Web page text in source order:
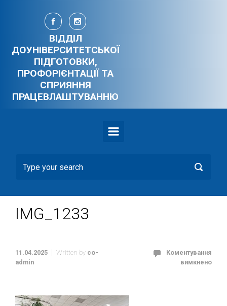
Skip to main content
ВІДДІЛ
ДОУНІВЕРСИТЕТСЬКОЇ
ПІДГОТОВКИ,
ПРОФОРІЄНТАЦІЇ ТА
СПРИЯННЯ
ПРАЦЕВЛАШТУВАННЮ
IMG_1233
11.04.2025 Written by co-
admin
Коментування
вимкнено